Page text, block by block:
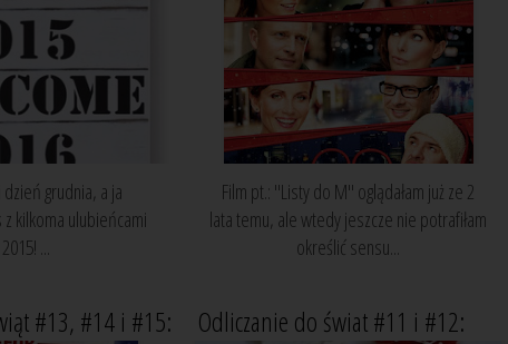
grudnia, a ja
kilkoma ulubieńcami
...
Film pt.: "Listy do M" oglądałam już ze 2
lata temu, ale wtedy jeszcze nie potrafiłam
określić sensu...
#13, #14 i #15:
Odliczanie do świat #11 i #12: